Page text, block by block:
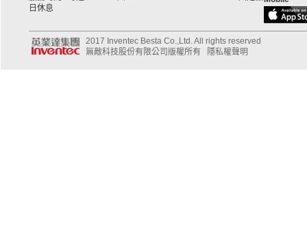
日休息
2017 Inventec Besta Co.,Ltd. All rights reserved
無敵科技股份有限公司版權所有
隱私權聲明